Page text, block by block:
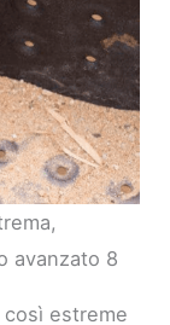
avanzato 8
estreme